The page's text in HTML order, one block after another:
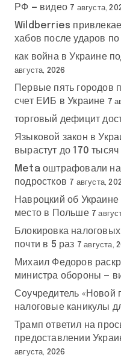
РФ — видео 7 августа,
Wildberries
хабов после ударов по
как война в Украине
августа, 2026
Первые пять городов
счет ЕИБ в Украине 7
торговый дефицит
Языковой закон в
вырастут до 170 тысяч
Meta оштрафовали на
подростков 7 августа,
Навроцкий об
место в Польше 7
Блокировка
почти в 5 раз 7 августа,
Михаил Федоров
министра обороны —
Соучредитель «Новой
налоговые каникулы
Трамп ответил на
предоставлении
августа, 2026